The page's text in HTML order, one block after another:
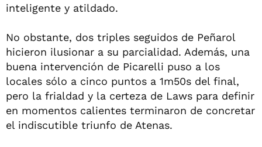
inteligente y atildado.
No obstante, dos triples seguidos de Peñarol
hicieron ilusionar a su parcialidad. Además, una
buena intervención de Picarelli puso a los
locales sólo a cinco puntos a 1m50s del final,
pero la frialdad y la certeza de Laws para definir
en momentos calientes terminaron de concretar
el indiscutible triunfo de Atenas.